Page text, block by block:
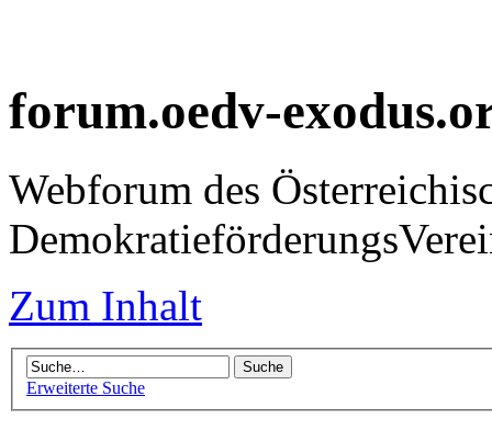
forum.oedv-
Webforum des
Zum Inhalt
Erweiterte Suche